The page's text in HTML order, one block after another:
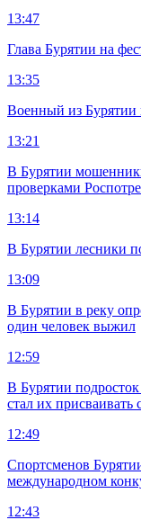
13:47
Глава Бурятии на
13:35
Военный из
13:21
В Бурятии
проверками
13:14
В Бурятии лесники
13:09
В Бурятии в реку
один человек выжил
12:59
В Бурятии
стал их присваивать
12:49
Спортсменов
международном
12:43